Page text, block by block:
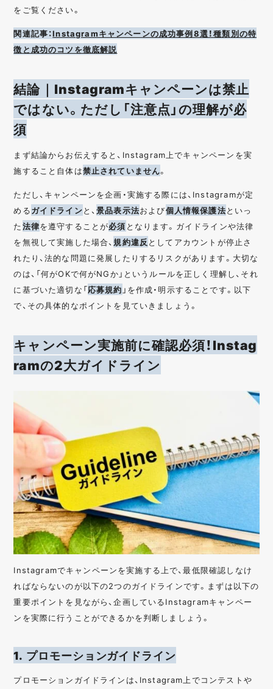
をご覧ください。
関連記事：Instagramキャンペーンの成功事例8選！種類別の特
徴と成功のコツを徹底解説
結論｜Instagramキャンペーンは禁止
ではない。ただし「注意点」の理解が必
須
まず結論からお伝えすると、Instagram上でキャンペーンを実
施すること自体は禁止されていません。
ただし、キャンペーンを企画・実施する際には、Instagramが定
めるガイドラインと、景品表示法および個人情報保護法といっ
た法律を遵守することが必須 となります。ガイドラインや法律
を無視して実施した場合、規約違反 としてアカウントが停止さ
れたり、法的な問題に発展したりするリスクがあります。大切な
のは、「何がOKで何がNGか」というルールを正しく理解し、それ
に基づいた適切な「応募規約 」を作成・明示することです。以下
で、その具体的なポイントを見ていきましょう。
キャンペーン実施前に確認必須！Instag
ramの2大ガイドライン
Instagramでキャンペーンを実施する上で、最低限確認しなけ
ればならないのが以下の2つのガイドラインです。まずは以下の
重要ポイントを見ながら、企画しているInstagramキャンペー
ンを実際に行うことができるかを判断しましょう。
1. プロモーションガイドライン
プロモーションガイドラインは、Instagram上でコンテストや